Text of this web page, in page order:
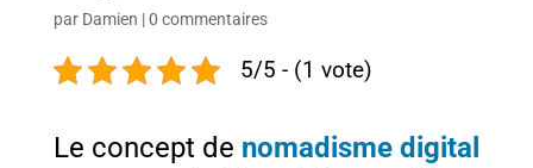
par Damien |0 commentaires
5/5 - (1 vote)
Le concept de nomadisme digital